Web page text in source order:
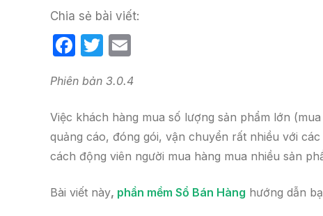
Chia sẻ bài viết:
F
c
e
b
o
o
k
T
itt
er
ail
Phiên bản 3.0.4
Việc khách hàng mua số lượng sản phẩm lớn
quảng cáo, đóng gói, vận chuyển rất nhiều với
cách động viên người mua hàng mua nhiều sản
Bài viết này, phần mềm Sổ Bán Hàng hướng dẫn